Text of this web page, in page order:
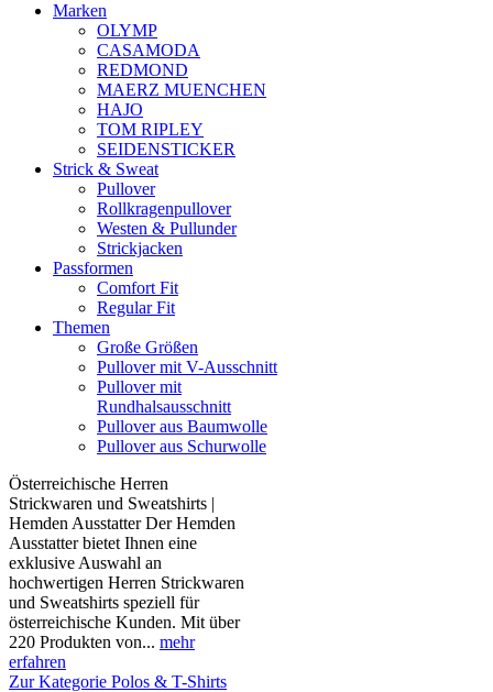
Marken
OLYMP
CASAMODA
REDMOND
MAERZ MUENCHEN
HAJO
TOM RIPLEY
SEIDENSTICKER
Strick & Sweat
Pullover
Rollkragenpullover
Westen & Pullunder
Strickjacken
Passformen
Comfort Fit
Regular Fit
Themen
Große Größen
Pullover mit V-Ausschnitt
Pullover mit
Rundhalsausschnitt
Pullover aus Baumwolle
Pullover aus Schurwolle
Österreichische Herren
Strickwaren und Sweatshirts |
Hemden Ausstatter Der Hemden
Ausstatter bietet Ihnen eine
exklusive Auswahl an
hochwertigen Herren Strickwaren
und Sweatshirts speziell für
österreichische Kunden. Mit über
220 Produkten von... mehr
erfahren
Zur Kategorie Polos & T-Shirts